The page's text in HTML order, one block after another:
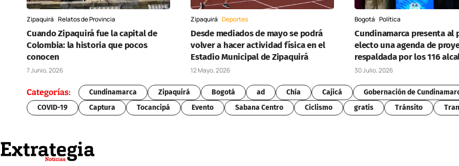
Zipaquirá Relatos de Provincia
Cuando Zipaquirá fue la capital de
Colombia: la historia que pocos
conocen
7 Junio, 2026
Zipaquirá Deportes
Desde mediados de mayo se podrá
volver a hacer actividad física en el
Estadio Municipal de Zipaquirá
12 Mayo, 2026
Bogotá Política
Cundinamarca presenta al
electo una agenda de
respaldada por los 116
30 Julio, 2026
Categorías: Cundinamarca Zipaquirá Bogotá ad Chía Cajicá
Gobernación de
COVID-19
Captura Tocancipá Evento Sabana Centro Ciclismo gratis Tránsito